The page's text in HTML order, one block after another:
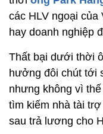
các HLV ngoại
hay doanh nghiệp
Thất bại dưới thời
hưởng đôi chút tới
nhưng không vì
tìm kiếm nhà tài
sau trả lương cho